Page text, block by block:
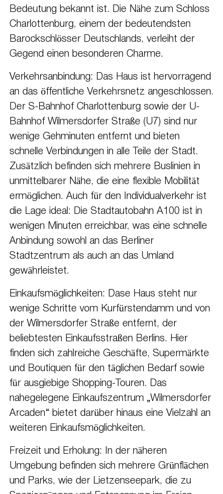
Bedeutung bekannt ist. Die Nähe zum Schloss
Charlottenburg, einem der bedeutendsten
Barockschlösser Deutschlands, verleiht der
Gegend einen besonderen Charme.
Verkehrsanbindung: Das Haus ist hervorragend
an das öffentliche Verkehrsnetz angeschlossen.
Der S-Bahnhof Charlottenburg sowie der U-
Bahnhof Wilmersdorfer Straße (U7) sind nur
wenige Gehminuten entfernt und bieten
schnelle Verbindungen in alle Teile der Stadt.
Zusätzlich befinden sich mehrere Buslinien in
unmittelbarer Nähe, die eine flexible Mobilität
ermöglichen. Auch für den Individualverkehr ist
die Lage ideal: Die Stadtautobahn A100 ist in
wenigen Minuten erreichbar, was eine schnelle
Anbindung sowohl an das Berliner
Stadtzentrum als auch an das Umland
gewährleistet.
Einkaufsmöglichkeiten: Dase Haus steht nur
wenige Schritte vom Kurfürstendamm und von
der Wilmersdorfer Straße entfernt, der
beliebtesten Einkaufsstraßen Berlins. Hier
finden sich zahlreiche Geschäfte, Supermärkte
und Boutiquen für den täglichen Bedarf sowie
für ausgiebige Shopping-Touren. Das
nahegelegene Einkaufszentrum „Wilmersdorfer
Arcaden“ bietet darüber hinaus eine Vielzahl an
weiteren Einkaufsmöglichkeiten.
Freizeit und Erholung: In der näheren
Umgebung befinden sich mehrere Grünflächen
und Parks, wie der Lietzenseepark, die zu